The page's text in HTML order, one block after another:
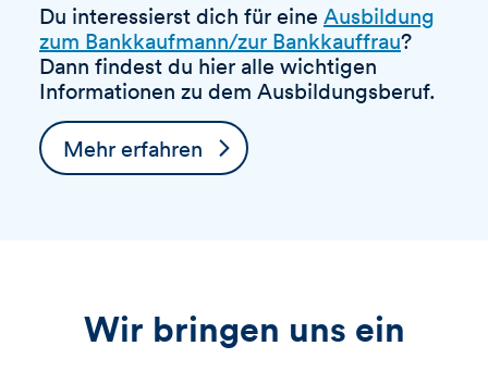
Du interessierst dich für eine Ausbildung
zum Bankkaufmann/zur Bankkauffrau?
Dann findest du hier alle wichtigen
Informationen zu dem Ausbildungsberuf.
Mehr erfahren
Wir bringen uns ein